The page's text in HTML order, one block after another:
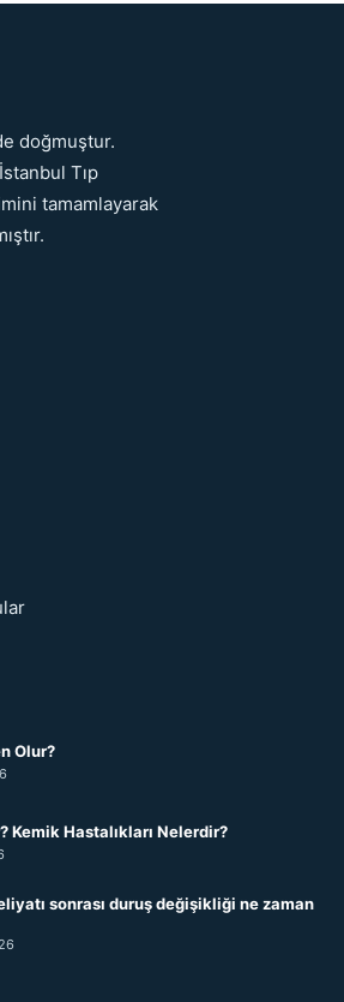
doğmuştur.
Tıp
tamamlayarak
Olur?
Kemik Hastalıkları Nelerdir?
sonrası duruş değişikliği ne zaman